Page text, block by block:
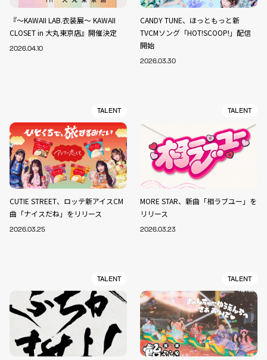
『～KAWAII LAB.衣装展～ KAWAII
CLOSET in 大丸東京店』開催決定
2026.04.10
CANDY TUNE、ほっともっと新
TVCMソング「HOT!SCOOP!」配信
開始
2026.03.30
TALENT
CUTIE STREET、ロッテ新アイスCM
曲「ナイスだね」をリリース
2026.03.25
TALENT
MORE STAR、新曲「相ラブユー」を
リリース
2026.03.23
TALENT TALENT